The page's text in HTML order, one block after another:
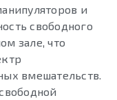
и
свободного
зале, что
вмешательств.